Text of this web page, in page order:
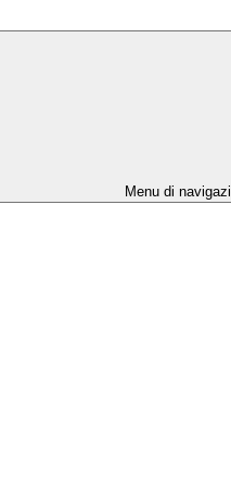
Menu di